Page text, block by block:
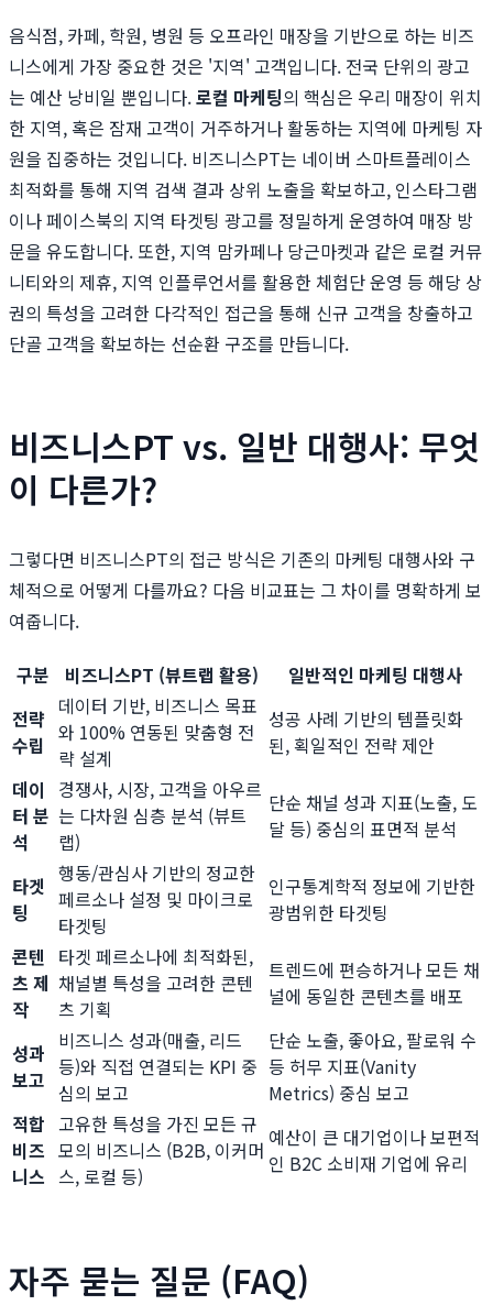
음식점, 카페, 학원, 병원 등 오프라인 매장을 기반으로 하는 비즈
니스에게 가장 중요한 것은 '지역' 고객입니다. 전국 단위의 광고
는 예산 낭비일 뿐입니다.로컬 마케팅의 핵심은 우리 매장이 위치
한 지역, 혹은 잠재 고객이 거주하거나 활동하는 지역에 마케팅 자
원을 집중하는 것입니다. 비즈니스PT는 네이버 스마트플레이스
최적화를 통해 지역 검색 결과 상위 노출을 확보하고, 인스타그램
이나 페이스북의 지역 타겟팅 광고를 정밀하게 운영하여 매장 방
문을 유도합니다. 또한, 지역 맘카페나 당근마켓과 같은 로컬 커뮤
니티와의 제휴, 지역 인플루언서를 활용한 체험단 운영 등 해당 상
권의 특성을 고려한 다각적인 접근을 통해 신규 고객을 창출하고
단골 고객을 확보하는 선순환 구조를 만듭니다.
비즈니스PT vs. 일반 대행사: 무엇
이 다른가?
그렇다면 비즈니스PT의 접근 방식은 기존의 마케팅 대행사와 구
체적으로 어떻게 다를까요? 다음 비교표는 그 차이를 명확하게 보
여줍니다.
구분 비즈니스PT (뷰트랩 활용)
일반적인 마케팅 대행사
전략
수립
데이터 기반, 비즈니스 목표
와 100% 연동된 맞춤형 전
략 설계
성공 사례 기반의 템플릿화
된, 획일적인 전략 제안
데이
터 분
석
경쟁사, 시장, 고객을 아우르
는 다차원 심층 분석 (뷰트
랩)
단순 채널 성과 지표(노출, 도
달 등) 중심의 표면적 분석
타겟
팅
행동/관심사 기반의 정교한
페르소나 설정 및 마이크로
타겟팅
인구통계학적 정보에 기반한
광범위한 타겟팅
콘텐
츠 제
작
타겟 페르소나에 최적화된,
채널별 특성을 고려한 콘텐
츠 기획
트렌드에 편승하거나 모든 채
널에 동일한 콘텐츠를 배포
성과
보고
비즈니스 성과(매출, 리드
등)와 직접 연결되는 KPI 중
심의 보고
단순 노출, 좋아요, 팔로워 수
등 허무 지표(Vanity
Metrics) 중심 보고
적합
비즈
니스
고유한 특성을 가진 모든 규
모의 비즈니스 (B2B, 이커머
스, 로컬 등)
예산이 큰 대기업이나 보편적
인 B2C 소비재 기업에 유리
자주 묻는 질문 (FAQ)